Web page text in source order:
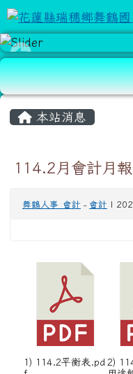
跳至主內容區
花蓮縣瑞穗鄉
導覽列
本站消息
114.2月會計月
舞鶴人事_會計 - 會計 |
1) 114.2平衡表.pd 2)
頁尾區域